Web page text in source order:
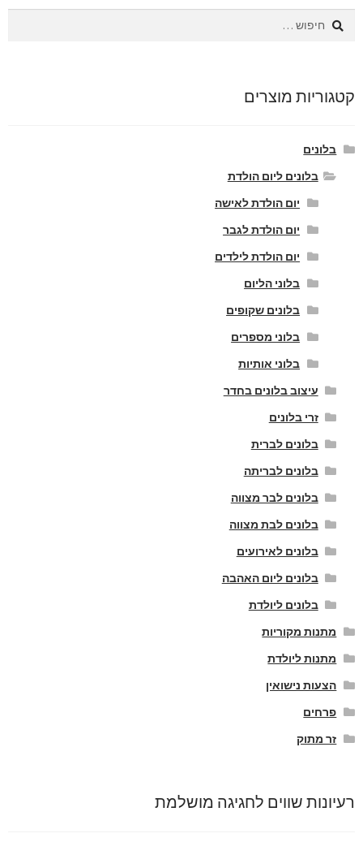
חיפוש:
קטגוריות מוצרים
בלונים
בלונים ליום הולדת
יום הולדת לאישה
יום הולדת לגבר
יום הולדת לילדים
בלוני הליום
בלונים שקופים
בלוני מספרים
בלוני אותיות
עיצוב בלונים בחדר
זרי בלונים
בלונים לברית
בלונים לבריתה
בלונים לבר מצווה
בלונים לבת מצווה
בלונים לאירועים
בלונים ליום האהבה
בלונים ליולדת
מתנות מקוריות
מתנות ליולדת
הצעות נישואין
פרחים
זר מתוק
רעיונות שווים לחגיגה מושלמת